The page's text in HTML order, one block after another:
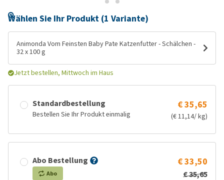
Wählen Sie Ihr Produkt (1 Variante)
Animonda Vom Feinsten Baby Pate Katzenfutter - Schälchen -
32 x 100 g
Jetzt bestellen, Mittwoch im Haus
Standardbestellung
Bestellen Sie Ihr Produkt einmalig
€ 35,65
(€ 11,14/ kg)
Abo Bestellung
Abo
€ 33,50
€ 35,65